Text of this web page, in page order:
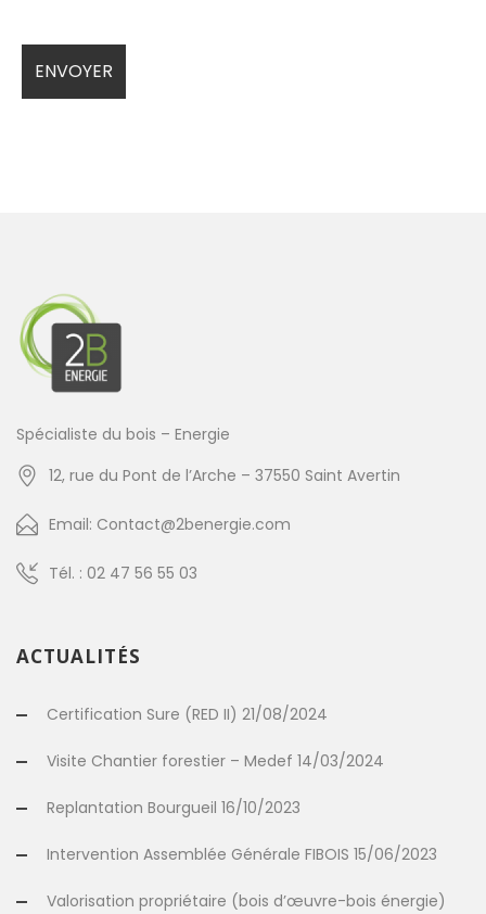
Spécialiste du bois – Energie
12, rue du Pont de l’Arche – 37550 Saint Avertin
Email: Contact@2benergie.com
Tél. : 02 47 56 55 03
ACTUALITÉS
Certification Sure (RED II) 21/08/2024
Visite Chantier forestier – Medef 14/03/2024
Replantation Bourgueil 16/10/2023
Intervention Assemblée Générale FIBOIS 15/06/2023
Valorisation propriétaire (bois d’œuvre-bois énergie)